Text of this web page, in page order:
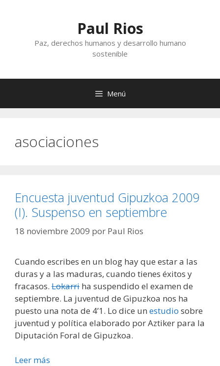
Paul Rios
Paz, derechos humanos y desarrollo humano
sostenible
Menú
asociaciones
Encuesta juventud Gipuzkoa 2009
(I). Suspenso en septiembre
18 noviembre 2009 por Paul Rios
Cuando escribes en un blog hay que estar a las
duras y a las maduras, cuando tienes éxitos y
fracasos. Lokarri ha suspendido el examen de
septiembre. La juventud de Gipuzkoa nos ha
puesto una nota de 4’1. Lo dice un estudio sobre
juventud y política elaborado por Aztiker para la
Diputación Foral de Gipuzkoa.
Leer más